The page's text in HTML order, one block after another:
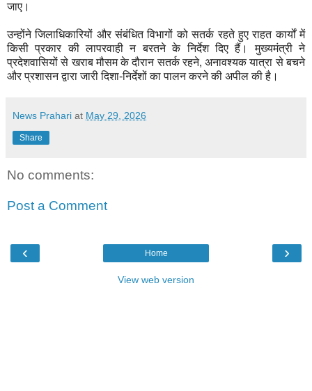
जाए।
उन्होंने जिलाधिकारियों और संबंधित विभागों को सतर्क रहते हुए राहत कार्यों में
किसी प्रकार की लापरवाही न बरतने के निर्देश दिए हैं। मुख्यमंत्री ने
प्रदेशवासियों से खराब मौसम के दौरान सतर्क रहने, अनावश्यक यात्रा से बचने
और प्रशासन द्वारा जारी दिशा-निर्देशों का पालन करने की अपील की है।
News Prahari at May 29, 2026
Share
No comments:
Post a Comment
‹ ›
Home
View web version